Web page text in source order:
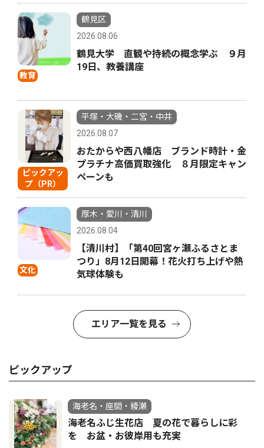
教育
鶴見区
2026.08.06
鶴見大学 直観や持続の概念学ぶ ９月
19日、教養講座
ピックアッ
プ（PR）
平塚・大磯・二宮・中井
2026.08.07
おたからや西八幡店 ブランド時計・金
プラチナ高価買取強化 ８月限定キャン
ペーンも
文化
厚木・愛川・清川
2026.08.04
【清川村】「第40回宮ヶ瀬ふるさとま
つり」8月12日開幕！花火打ち上げや熱
気球体験も
エリア一覧を見る
ピックアップ
海老名・座間・綾瀬
海老名ふじ生花店 夏の花で暮らしに彩
を お盆・お彼岸用も充実